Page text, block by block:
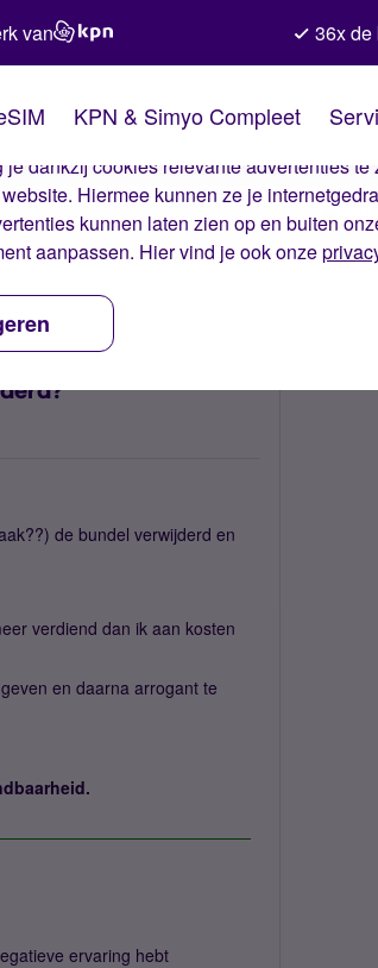
deze cookies zorgen wij ervoor dat je
dankzij cookies relevante advertenties te
Hiermee kunnen ze je
kunnen laten zien op en buiten
aanpassen. Hier vind je ook onze
van 36x de
KPN & Simyo Compleet
Start
de bundel verwijderd en
verdiend dan ik aan kosten
en daarna arrogant te
ervaring hebt